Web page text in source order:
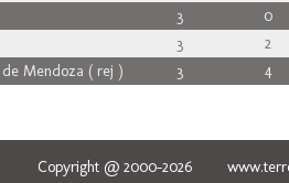
3
0
3
2
de Mendoza ( rej ) 3 4
Copyright @ 2000-2026